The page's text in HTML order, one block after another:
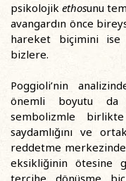
psikolojikethosunu
avangardın önce
hareket biçimini ise
bizlere.
Poggioli’nin
önemli boyutu da
sembolizmle
saydamlığını ve
reddetme
eksikliğinin ötesine
tercihe dönüşme